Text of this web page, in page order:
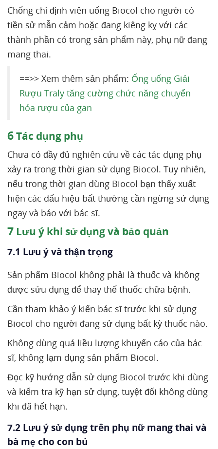
Chống chỉ định viên uống Biocol cho người có
tiền sử mẫn cảm hoặc đang kiêng kỵ với các
thành phần có trong sản phẩm này, phụ nữ đang
mang thai.
==>> Xem thêm sản phẩm: Ống uống Giải
Rượu Traly tăng cường chức năng chuyển
hóa rượu của gan
6Tác dụng phụ
Chưa có đầy đủ nghiên cứu về các tác dụng phụ
xảy ra trong thời gian sử dụng Biocol. Tuy nhiên,
nếu trong thời gian dùng Biocol bạn thấy xuất
hiện các dấu hiệu bất thường cần ngừng sử dụng
ngay và báo với bác sĩ.
7 Lưu ý khi sử dụng và bảo quản
7.1 Lưu ý và thận trọng
Sản phẩm Biocol không phải là thuốc và không
được sửu dụng để thay thế thuốc chữa bệnh.
Cần tham khảo ý kiến bác sĩ trước khi sử dụng
Biocol cho người đang sử dụng bất kỳ thuốc nào.
Không dùng quá liều lượng khuyến cáo của bác
sĩ, không lạm dụng sản phẩm Biocol.
Đọc kỹ hướng dẫn sử dụng Biocol trước khi dùng
và kiểm tra kỹ hạn sử dụng, tuyệt đối không dùng
khi đã hết hạn.
7.2 Lưu ý sử dụng trên phụ nữ mang thai và
bà mẹ cho con bú